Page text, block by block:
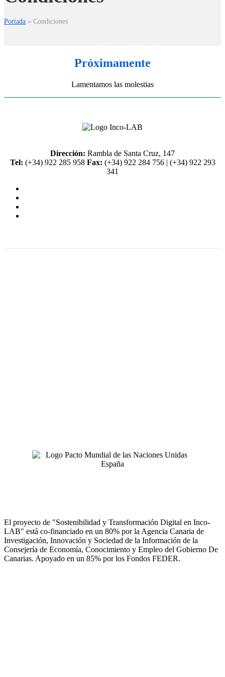
Portada » Condiciones
Próximamente
Lamentamos las molestias
Dirección: Rambla de Santa Cruz, 147
Tel: (+34) 922 285 958 Fax: (+34) 922 284 756 | (+34) 922 293
341
El proyecto de "Sostenibilidad y Transformación Digital en Inco-
LAB" está co-financiado en un 80% por la Agencia Canaria de
Investigación, Innovación y Sociedad de la Información de la
Consejería de Economía, Conocimiento y Empleo del Gobierno De
Canarias. Apoyado en un 85% por los Fondos FEDER.